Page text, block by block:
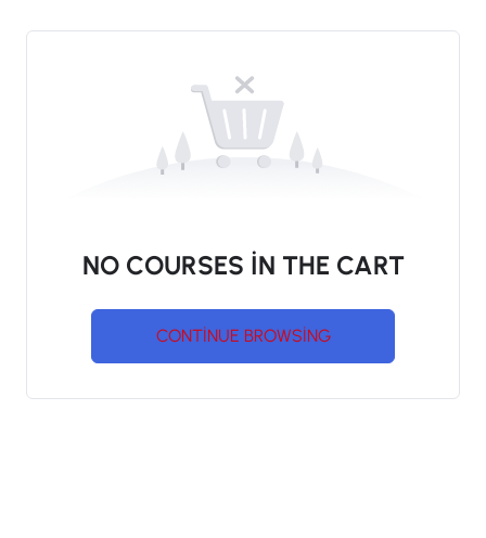
NO COURSES IN THE CART
CONTINUE BROWSING